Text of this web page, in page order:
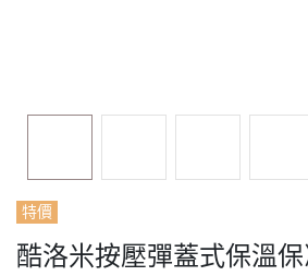
特價
酷洛米按壓彈蓋式保溫